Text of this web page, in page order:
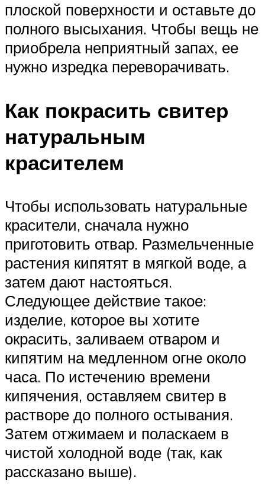
плоской поверхности и оставьте до
полного высыхания. Чтобы вещь не
приобрела неприятный запах, ее
нужно изредка переворачивать.
Как покрасить свитер
натуральным
красителем
Чтобы использовать натуральные
красители, сначала нужно
приготовить отвар. Размельченные
растения кипятят в мягкой воде, а
затем дают настояться.
Следующее действие такое:
изделие, которое вы хотите
окрасить, заливаем отваром и
кипятим на медленном огне около
часа. По истечению времени
кипячения, оставляем свитер в
растворе до полного остывания.
Затем отжимаем и поласкаем в
чистой холодной воде (так, как
рассказано выше).